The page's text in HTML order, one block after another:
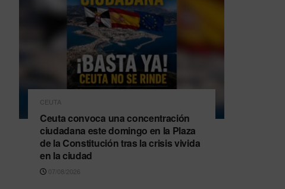
CEUTA
Ceuta convoca una concentración
ciudadana este domingo en la Plaza
de la Constitución tras la crisis vivida
en la ciudad
07/08/2026